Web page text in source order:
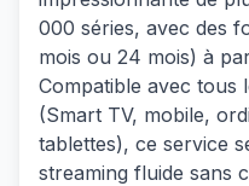
000 séries, avec des
mois ou 24 mois) à
Compatible avec tous
(Smart TV, mobile,
tablettes), ce service
streaming fluide sans